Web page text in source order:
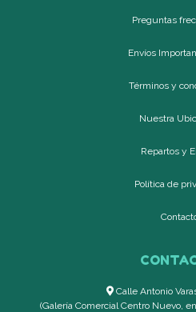
Preguntas
Envíos
Términos y
Nuestra
Repartos y
Política de
Calle Antonio
(Galería Comercial Centro Nuevo,